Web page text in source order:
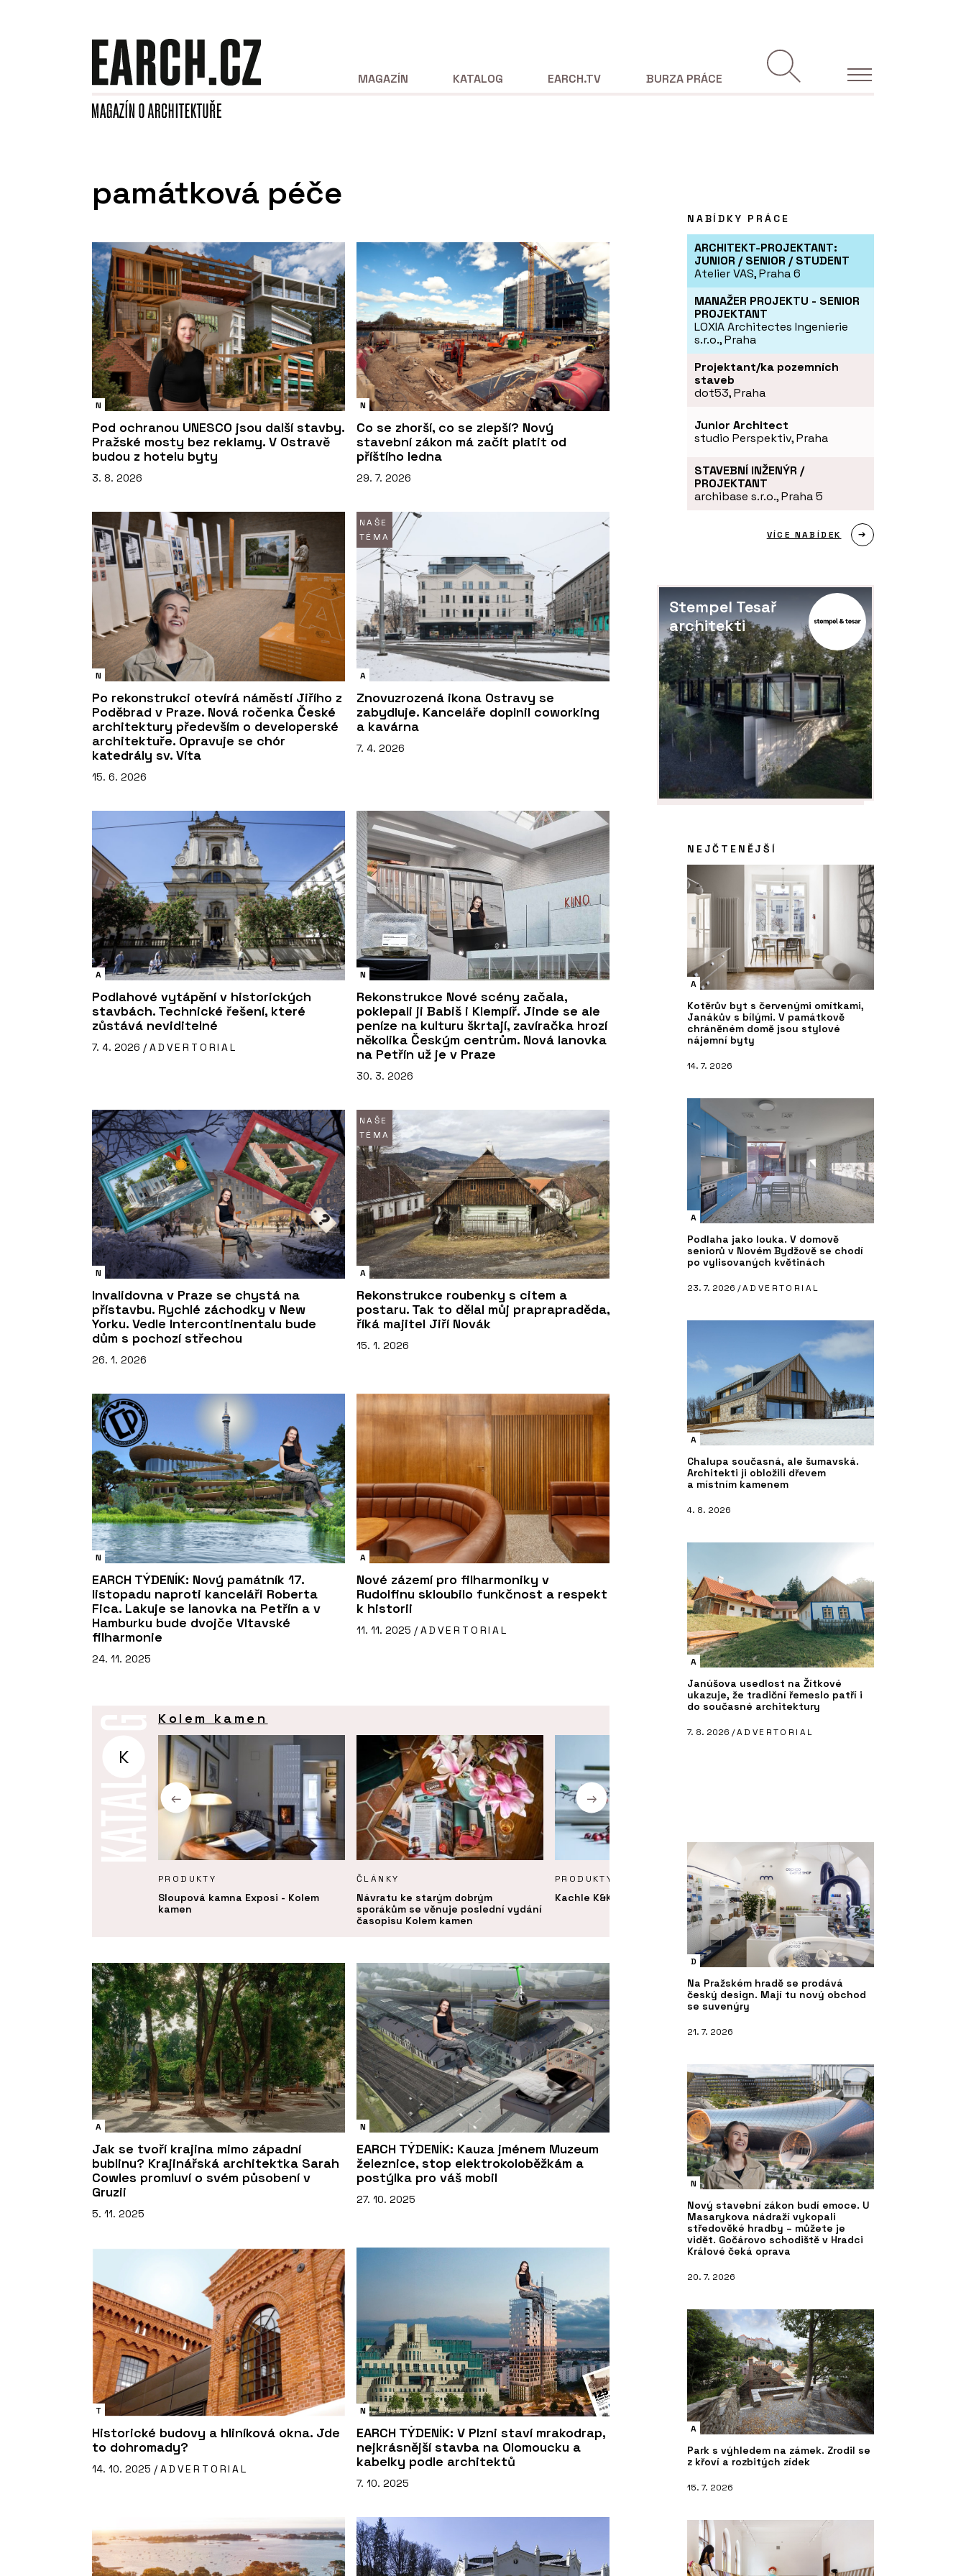
MAGAZÍN KATALOG EARCH.TV BURZA PRÁCE
památková péče
N
Pod ochranou UNESCO jsou další stavby.
Pražské mosty bez reklamy. V Ostravě
budou z hotelu byty
3. 8. 2026
N
Co se zhorší, co se zlepší? Nový
stavební zákon má začít platit od
příštího ledna
29. 7. 2026
N
Po rekonstrukci otevírá náměstí Jiřího z
Poděbrad v Praze. Nová ročenka České
architektury především o developerské
architektuře. Opravuje se chór
katedrály sv. Víta
15. 6. 2026
NAŠE
TÉMA
A
Znovuzrozená ikona Ostravy se
zabydluje. Kanceláře doplnil coworking
a kavárna
7. 4. 2026
A
Podlahové vytápění v historických
stavbách. Technické řešení, které
zůstává neviditelné
7. 4. 2026 / ADVERTORIAL
N
Rekonstrukce Nové scény začala,
poklepali ji Babiš i Klempíř. Jinde se ale
peníze na kulturu škrtají, zavíračka hrozí
několika Českým centrům. Nová lanovka
na Petřín už je v Praze
30. 3. 2026
N
Invalidovna v Praze se chystá na
přístavbu. Rychlé záchodky v New
Yorku. Vedle Intercontinentalu bude
dům s pochozí střechou
26. 1. 2026
NAŠE
TÉMA
A
Rekonstrukce roubenky s citem a
postaru. Tak to dělal můj praprapraděda,
říká majitel Jiří Novák
15. 1. 2026
N
EARCH TÝDENÍK: Nový památník 17.
listopadu naproti kanceláři Roberta
Fica. Lakuje se lanovka na Petřín a v
Hamburku bude dvojče Vltavské
filharmonie
24. 11. 2025
A
Nové zázemí pro filharmoniky v
Rudolfinu skloubilo funkčnost a respekt
k historii
11. 11. 2025 / ADVERTORIAL
K
Kolem kamen
PRODUKTY
Sloupová kamna Exposi - Kolem
kamen
ČLÁNKY
Návratu ke starým dobrým
sporákům se věnuje poslední vydání
časopisu Kolem kamen
PRODUKTY
Kachle K&K Poker - Kolem kamen
ČLÁNKY
Na největším světovém veletrhu
udržitelného vytápění Progetto
Fuoco byli i čeští kamnáři
A
Jak se tvoří krajina mimo západní
bublinu? Krajinářská architektka Sarah
Cowles promluví o svém působení v
Gruzii
5. 11. 2025
N
EARCH TÝDENÍK: Kauza jménem Muzeum
železnice, stop elektrokoloběžkám a
postýlka pro váš mobil
27. 10. 2025
T
Historické budovy a hliníková okna. Jde
to dohromady?
14. 10. 2025 / ADVERTORIAL
N
EARCH TÝDENÍK: V Plzni staví mrakodrap,
nejkrásnější stavba na Olomoucku a
kabelky podle architektů
7. 10. 2025
NABÍDKY PRÁCE
ARCHITEKT-PROJEKTANT:
JUNIOR / SENIOR / STUDENT
Atelier VAS, Praha 6
MANAŽER PROJEKTU - SENIOR
PROJEKTANT
LOXIA Architectes Ingenierie
s.r.o., Praha
Projektant/ka pozemních
staveb
dot53, Praha
Junior Architect
studio Perspektiv, Praha
STAVEBNÍ INŽENÝR /
PROJEKTANT
archibase s.r.o., Praha 5
VÍCE NABÍDEK
Stempel Tesař
architekti
NEJČTENĚJŠÍ
A
Kotěrův byt s červenými omítkami,
Janákův s bílými. V památkově
chráněném domě jsou stylové
nájemní byty
14. 7. 2026
A
Podlaha jako louka. V domově
seniorů v Novém Bydžově se chodí
po vylisovaných květinách
23. 7. 2026 /ADVERTORIAL
A
Chalupa současná, ale šumavská.
Architekti ji obložili dřevem
a místním kamenem
4. 8. 2026
A
Janúšova usedlost na Žítkové
ukazuje, že tradiční řemeslo patří i
do současné architektury
7. 8. 2026 /ADVERTORIAL
D
Na Pražském hradě se prodává
český design. Mají tu nový obchod
se suvenýry
21. 7. 2026
N
Nový stavební zákon budí emoce. U
Masarykova nádraží vykopali
středověké hradby – můžete je
vidět. Gočárovo schodiště v Hradci
Králové čeká oprava
20. 7. 2026
A
Park s výhledem na zámek. Zrodil se
z křoví a rozbitých zídek
15. 7. 2026